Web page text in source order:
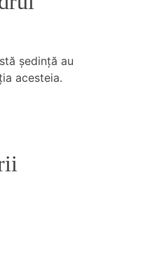
şedinţă au
acesteia.